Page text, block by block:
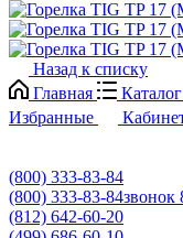
Назад к списку
Главная
Каталог
Избранные
(800) 333-83-84
(800) 333-83-84звонок
(812) 642-60-20